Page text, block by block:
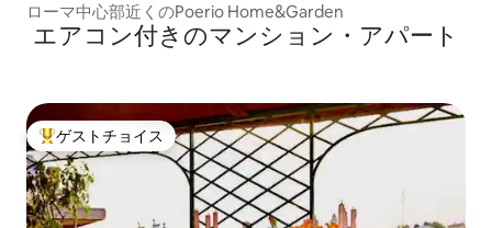
ローマ中心部近くのPoerio Home&Garden
エアコン付きのマンション・アパート
大好評のゲストチョイスです。
ゲストチョイス